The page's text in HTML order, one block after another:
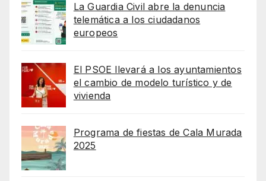
La Guardia Civil abre la denuncia
telemática a los ciudadanos
europeos
El PSOE llevará a los ayuntamientos
el cambio de modelo turístico y de
vivienda
Programa de fiestas de Cala Murada
2025